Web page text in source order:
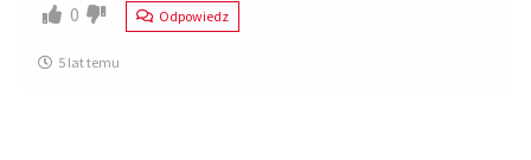
0 Odpowiedz
5 lat temu